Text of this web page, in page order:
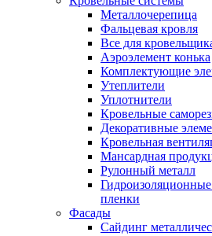
Металлочерепица
Фальцевая кровля
Все для
Аэроэлемент конька
Комплектующие
Утеплители
Уплотнители
Кровельные
Декоративные
Кровельная
Мансардная
Рулонный металл
пленки
Фасады
Сайдинг